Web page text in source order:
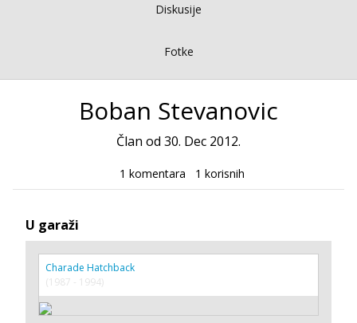
Diskusije
Fotke
Boban Stevanovic
Član od 30. Dec 2012.
1 komentara 1 korisnih
U garaži
Charade Hatchback
(1987 - 1994)